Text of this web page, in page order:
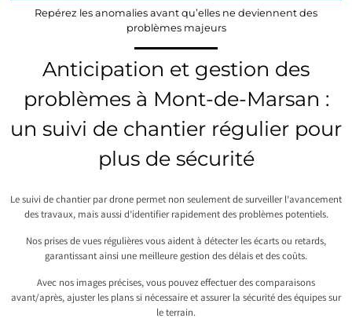
Repérez les anomalies avant qu’elles ne deviennent des
problèmes majeurs
Anticipation et gestion des
problèmes à Mont-de-Marsan :
un suivi de chantier régulier pour
plus de sécurité
Le suivi de chantier par drone permet non seulement de surveiller l’avancement
des travaux, mais aussi d’identifier rapidement des problèmes potentiels.
Nos prises de vues régulières vous aident à détecter les écarts ou retards,
garantissant ainsi une meilleure gestion des délais et des coûts.
Avec nos images précises, vous pouvez effectuer des comparaisons
avant/après, ajuster les plans si nécessaire et assurer la sécurité des équipes sur
le terrain.